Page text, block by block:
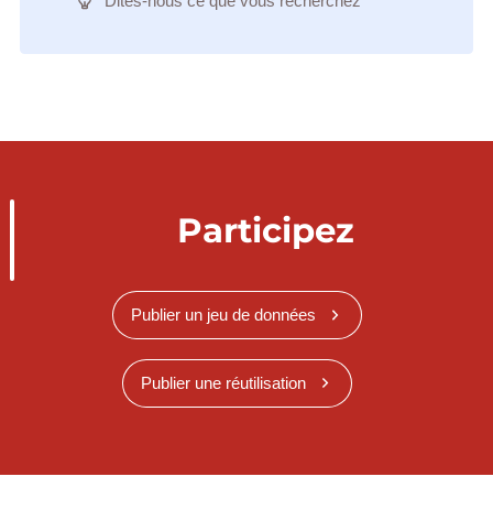
Participez
Publier un jeu de données
Publier une réutilisation